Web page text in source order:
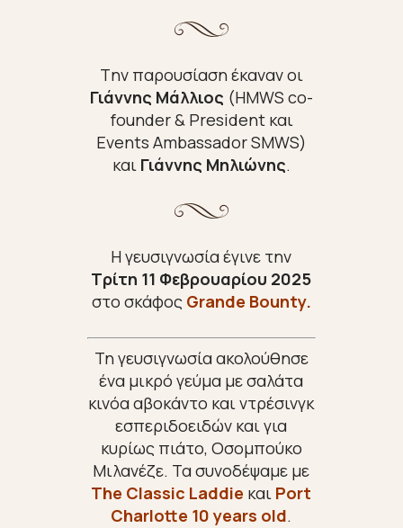
Tην παρουσίαση έκαναν οι
Γιάννης Μάλλιος (HMWS co-
founder & President και
Events Ambassador SMWS)
και Γιάννης Μηλιώνης.
Η γευσιγνωσία έγινε την
Τρίτη 11 Φεβρουαρίου 2025
στο σκάφος Grande Bounty.
Τη γευσιγνωσία ακολούθησε
ένα μικρό γεύμα με σαλάτα
κινόα αβοκάντο και ντρέσινγκ
εσπεριδοειδών και για
κυρίως πιάτο, Οσομπούκο
Μιλανέζε. Τα συνοδέψαμε με
The Classic Laddie και Port
Charlotte 10 years old.